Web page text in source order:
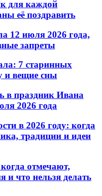
для каждой
её поздравить
12 июля 2026 года,
запреты
7 старинных
и вещие сны
в праздник Ивана
2026 года
в 2026 году: когда
традиции и идеи
отмечают,
и что нельзя делать